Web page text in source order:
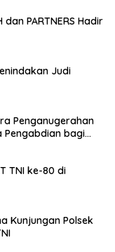
dan PARTNERS Hadir
Judi
Penganugerahan
Pengabdian bagi
TNI ke-80 di
Kunjungan Polsek